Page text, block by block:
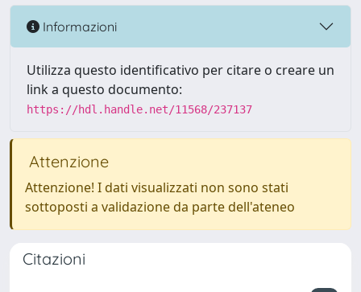
Informazioni
Utilizza questo identificativo per citare o creare un
link a questo documento:
https://hdl.handle.net/11568/237137
Attenzione
Attenzione! I dati visualizzati non sono stati
sottoposti a validazione da parte dell'ateneo
Citazioni